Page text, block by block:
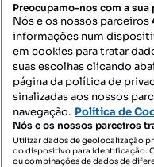
Mapa do Site
Contacte-nos
Preocupamo-nos com a sua
Nós e os nossos parceiros
informações num
em cookies para tratar
suas escolhas clicando
página da política de
sinalizadas aos nossos
navegação. Política de
Nós e os nossos parceiros
Utilizar dados de geolocalização
do dispositivo para identificação.
ou combinações de dados de